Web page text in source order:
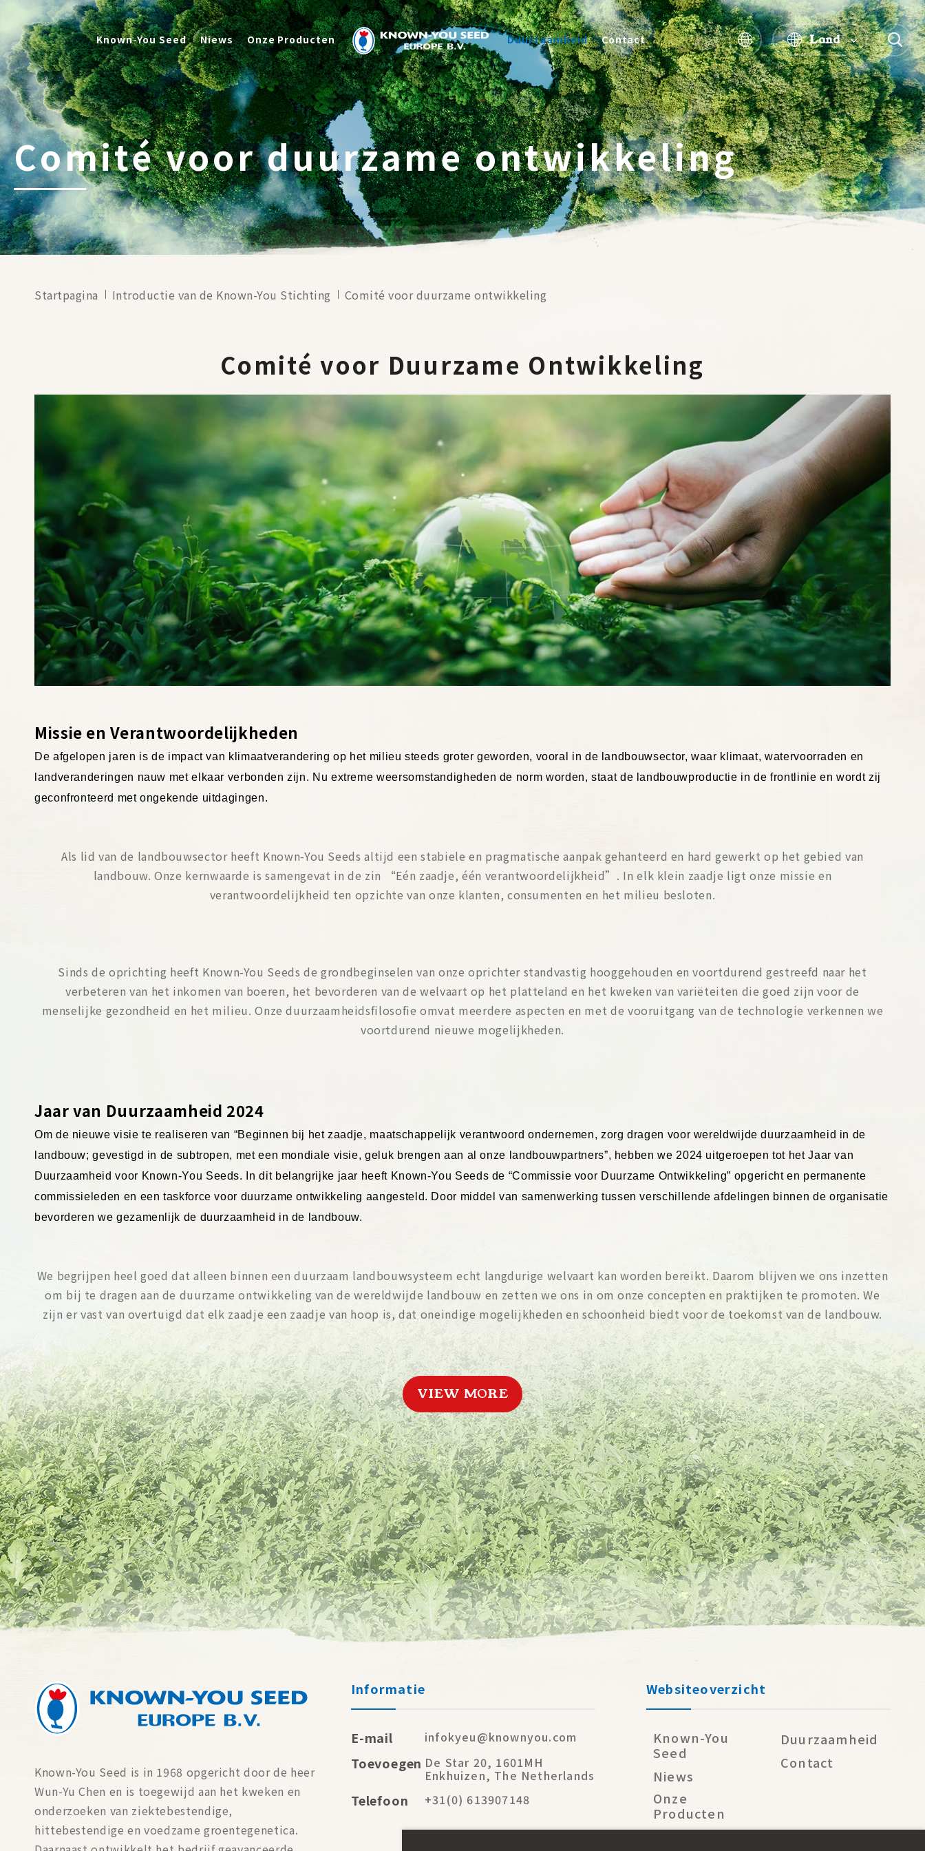
Known-You Seed Niews Onze Producten Duurzaamheid Contact Land
Comité voor duurzame ontwikkeling
Startpagina Introductie van de Known-You Stichting Comité voor duurzame ontwikkeling
Comité voor Duurzame Ontwikkeling
Missie en Verantwoordelijkheden
De afgelopen jaren is de impact van klimaatverandering op het milieu steeds groter geworden, vooral in de landbouwsector, waar klimaat, watervoorraden en
landveranderingen nauw met elkaar verbonden zijn. Nu extreme weersomstandigheden de norm worden, staat de landbouwproductie in de frontlinie en wordt zij
geconfronteerd met ongekende uitdagingen.
Als lid van de landbouwsector heeft Known-You Seeds altijd een stabiele en pragmatische aanpak gehanteerd en hard gewerkt op het gebied van
landbouw. Onze kernwaarde is samengevat in de zin “Eén zaadje, één verantwoordelijkheid”. In elk klein zaadje ligt onze missie en
verantwoordelijkheid ten opzichte van onze klanten, consumenten en het milieu besloten.
Sinds de oprichting heeft Known-You Seeds de grondbeginselen van onze oprichter standvastig hooggehouden en voortdurend gestreefd naar het
verbeteren van het inkomen van boeren, het bevorderen van de welvaart op het platteland en het kweken van variëteiten die goed zijn voor de
menselijke gezondheid en het milieu. Onze duurzaamheidsfilosofie omvat meerdere aspecten en met de vooruitgang van de technologie verkennen we
voortdurend nieuwe mogelijkheden.
Jaar van Duurzaamheid 2024
Om de nieuwe visie te realiseren van “Beginnen bij het zaadje, maatschappelijk verantwoord ondernemen, zorg dragen voor wereldwijde duurzaamheid in de
landbouw; gevestigd in de subtropen, met een mondiale visie, geluk brengen aan al onze landbouwpartners”, hebben we 2024 uitgeroepen tot het Jaar van
Duurzaamheid voor Known-You Seeds. In dit belangrijke jaar heeft Known-You Seeds de “Commissie voor Duurzame Ontwikkeling” opgericht en permanente
commissieleden en een taskforce voor duurzame ontwikkeling aangesteld. Door middel van samenwerking tussen verschillende afdelingen binnen de organisatie
bevorderen we gezamenlijk de duurzaamheid in de landbouw.
We begrijpen heel goed dat alleen binnen een duurzaam landbouwsysteem echt langdurige welvaart kan worden bereikt. Daarom blijven we ons inzetten
om bij te dragen aan de duurzame ontwikkeling van de wereldwijde landbouw en zetten we ons in om onze concepten en praktijken te promoten. We
zijn er vast van overtuigd dat elk zaadje een zaadje van hoop is, dat oneindige mogelijkheden en schoonheid biedt voor de toekomst van de landbouw.
VIEW MORE
Known-You Seed is in 1968 opgericht door de heer
Wun-Yu Chen en is toegewijd aan het kweken en
onderzoeken van ziektebestendige,
hittebestendige en voedzame groentegenetica.
Informatie
E-mail infokyeu@knownyou.com
Toevoegen De Star 20, 1601MH
Enkhuizen, The Netherlands
Telefoon +31(0) 613907148
Websiteoverzicht
Known-You
Seed
Niews
Onze
Producten
Duurzaamheid
Contact
Duurzaamheid
Contact
2026 © KNOWN-YOU SEED CO., LTD Ontwerp by iBest